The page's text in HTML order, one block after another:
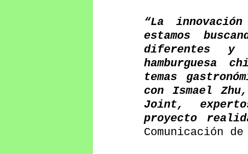
“La
estamos
diferentes y
hamburguesa
temas
con Ismael
Joint,
proyecto
Comunicación